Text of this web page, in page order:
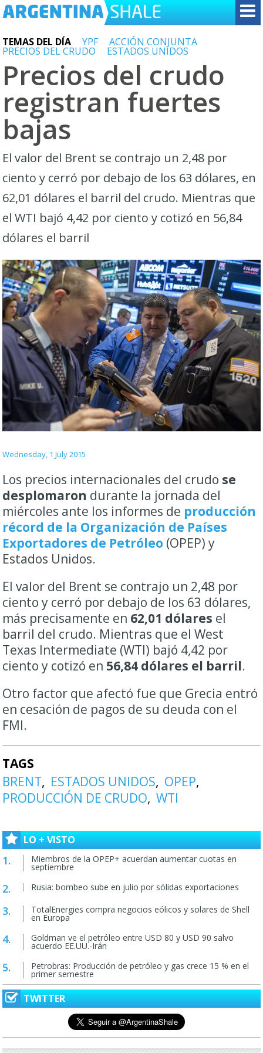
TEMAS DEL DÍA YPF ACCIÓN CONJUNTA
PRECIOS DEL CRUDO ESTADOS UNIDOS
Precios del crudo
registran fuertes
bajas
El valor del Brent se contrajo un 2,48 por
ciento y cerró por debajo de los 63 dólares, en
62,01 dólares el barril del crudo. Mientras que
el WTI bajó 4,42 por ciento y cotizó en 56,84
dólares el barril
Wednesday, 1 July 2015
Los precios internacionales del crudo se
desplomaron durante la jornada del
miércoles ante los informes de producción
récord de la Organización de Países
Exportadores de Petróleo (OPEP) y
Estados Unidos.
El valor del Brent se contrajo un 2,48 por
ciento y cerró por debajo de los 63 dólares,
más precisamente en 62,01 dólares el
barril del crudo. Mientras que el West
Texas Intermediate (WTI) bajó 4,42 por
ciento y cotizó en 56,84 dólares el barril.
Otro factor que afectó fue que Grecia entró
en cesación de pagos de su deuda con el
FMI.
TAGS
BRENT
ESTADOS UNIDOS
OPEP
PRODUCCIÓN DE CRUDO WTI
LO + VISTO
Miembros de la OPEP+ acuerdan aumentar cuotas en
septiembre
Rusia: bombeo sube en julio por sólidas exportaciones
TotalEnergies compra negocios eólicos y solares de Shell
en Europa
Goldman ve el petróleo entre USD 80 y USD 90 salvo
acuerdo EE.UU.-Irán
Petrobras: Producción de petróleo y gas crece 15 % en el
primer semestre
TWITTER